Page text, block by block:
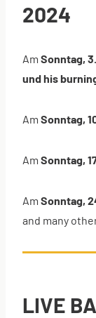
2024
Am Sonntag,
und his
Am Sonntag,
Am Sonntag,
Am Sonntag,
and many
LIVE